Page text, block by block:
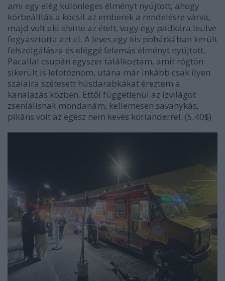
ami egy elég különleges élményt nyújtott, ahogy
körbeállták a kocsit az emberek a rendelésre várva,
majd volt aki elvitte az ételt, vagy egy padkára leülve
fogyasztotta azt el. A leves egy kis pohárkában került
felszolgálásra és eléggé felemás élményt nyújtott.
Pacallal csupán egyszer találkoztam, amit rögtön
sikerült is lefotóznom, utána már inkább csak ilyen
szálaira szétesett húsdarabkákat éreztem a
kanalazás közben. Ettől függetlenül az ízvilágot
zseniálisnak mondanám, kellemesen savanykás,
pikáns volt az egész nem kevés korianderrel. (5.40$)